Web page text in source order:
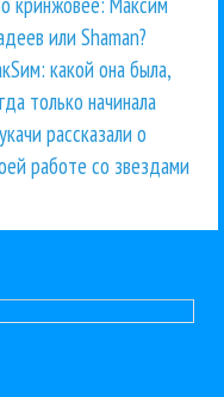
или Shaman?
какой она была,
только начинала
рассказали о
работе со звездами